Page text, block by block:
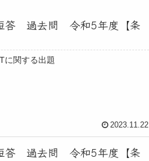
答 過去問 令和5年度【条
に関する出題
2023.11.22
答 過去問 令和5年度【条